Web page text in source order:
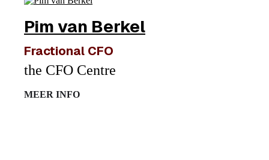
Pim van Berkel
Fractional CFO
the CFO Centre
MEER INFO